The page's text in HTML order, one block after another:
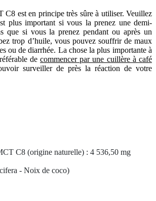
C8 est en principe très sûre à utiliser. Veuillez
plus important si vous la prenez une demi-
que si vous la prenez pendant ou après un
trop d’huile, vous pouvez souffrir de maux
ou de diarrhée. La chose la plus importante à
de commencer par une cuillère à café
surveiller de près la réaction de votre
C8 (origine naturelle) : 4 536,50 mg
- Noix de coco)